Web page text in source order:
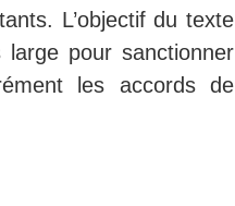
L’objectif du texte
large pour sanctionner
les accords de